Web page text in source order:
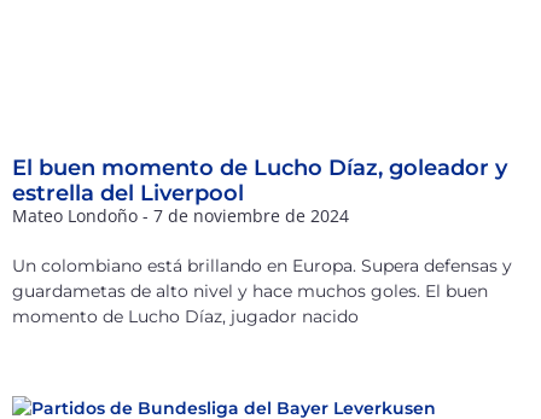
El buen momento de Lucho Díaz, goleador y
estrella del Liverpool
Mateo Londoño 7 de noviembre de 2024
Un colombiano está brillando en Europa. Supera defensas y
guardametas de alto nivel y hace muchos goles. El buen
momento de Lucho Díaz, jugador nacido